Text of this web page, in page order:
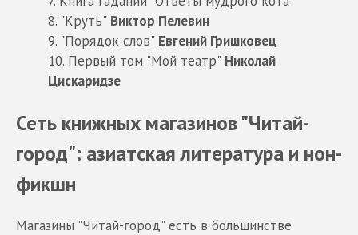
8. "Круть" Виктор Пелевин
9. "Порядок слов" Евгений Гришковец
10. Первый том "Мой театр" Николай
Цискаридзе
Сеть книжных магазинов "Читай-
город": азиатская литература и нон-
фикшн
Магазины "Читай-город" есть в большинстве